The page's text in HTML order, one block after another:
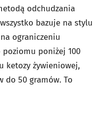
odchudzania
bazuje na stylu
ograniczeniu
poniżej 100
ketozy żywieniowej,
do 50 gramów. To